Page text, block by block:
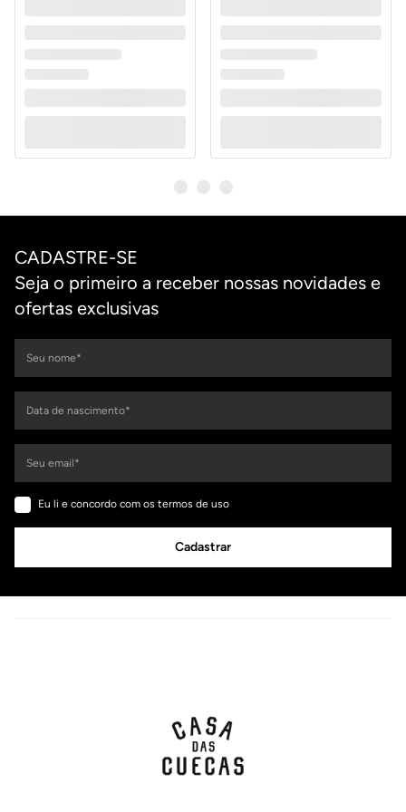
CADASTRE-SE
Seja o primeiro a receber nossas novidades e
ofertas exclusivas
Eu li e concordo com os termos de uso
Cadastrar